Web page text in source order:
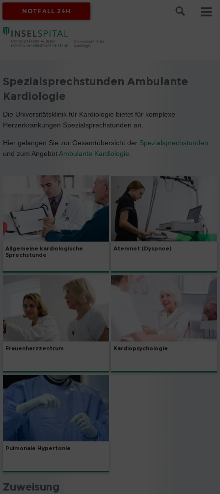
NOTFALL 24H
Spezialsprechstunden Ambulante
Kardiologie
Die Universitätsklinik für Kardiologie bietet für komplexe
Herzerkrankungen Spezialsprechstunden an.
Hier gelangen Sie zur Gesamtübersicht der Spezialsprechstunden
und zum AngebotAmbulante Kardiologie
Allgemeine kardiologische
Sprechstunde
Atemnot (Dyspnoe)
Frauenherzzentrum Kardiopsychologie
Pulmonale Hypertonie
Zuweisung